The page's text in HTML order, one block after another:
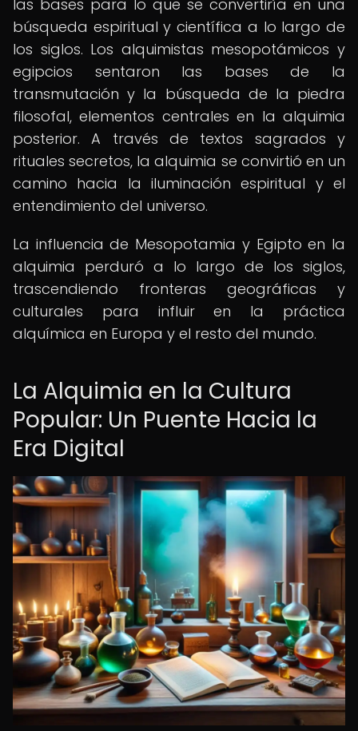
las bases para lo que se convertiría en una
búsqueda espiritual y científica a lo largo de
los siglos. Los alquimistas mesopotámicos y
egipcios sentaron las bases de la
transmutación y la búsqueda de la piedra
filosofal, elementos centrales en la alquimia
posterior. A través de textos sagrados y
rituales secretos, la alquimia se convirtió en un
camino hacia la iluminación espiritual y el
entendimiento del universo.
La influencia de Mesopotamia y Egipto en la
alquimia perduró a lo largo de los siglos,
trascendiendo fronteras geográficas y
culturales para influir en la práctica
alquímica en Europa y el resto del mundo.
La Alquimia en la Cultura
Popular: Un Puente Hacia la
Era Digital